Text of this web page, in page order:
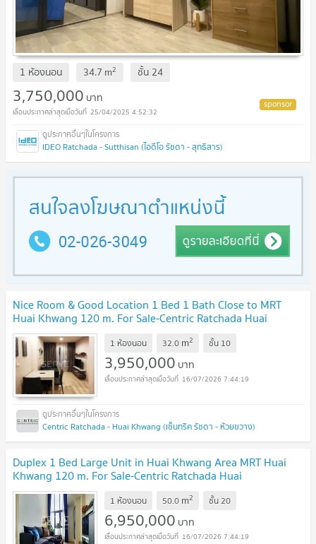
1 ห้องนอน 34.7 m2 ชั้น 24
3,750,000 บาท
25/04/2025 4:52:32
IDEO Ratchada - Sutthisan (ไอดีโอ รัชดา - สุทธิสาร)
Nice Room & Good Location 1 Bed 1 Bath Close to MRT
Huai Khwang 120 m. For Sale-Centric Ratchada Huai
Khwang UPDATE !
1 ห้องนอน 32.0 m2 ชั้น 10
3,950,000 บาท
16/07/2026 7:44:19
Centric Ratchada - Huai Khwang (เซ็นทริค รัชดา - ห้วยขวาง)
Duplex 1 Bed Large Unit in Huai Khwang Area MRT Huai
Khwang 120 m. For Sale-Centric Ratchada Huai
Khwang UPDATE !
1 ห้องนอน 50.0 m2 ชั้น20
6,950,000 บาท
16/07/2026 7:44:19